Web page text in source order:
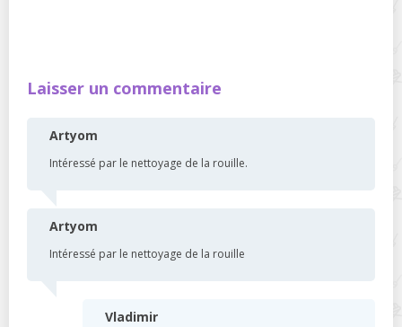
Laisser un commentaire
Artyom
Intéressé par le nettoyage de la rouille.
Artyom
Intéressé par le nettoyage de la rouille
Vladimir